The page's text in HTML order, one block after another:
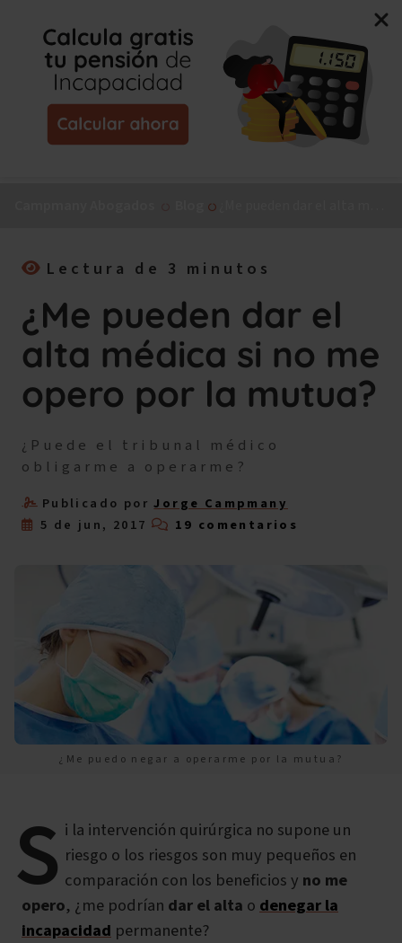
Nuevo libro de Jorge Campmany:
El Método MAPA, la
guía paso a paso para tu incapacidad permanente.
¡Consíguelo ya!
Lectura de 3 minutos
¿Me pueden dar el
alta médica si no me
opero por la mutua?
¿Puede el tribunal médico
obligarme a operarme?
Publicado por Jorge Campmany
5 de jun, 2017
19 comentarios
¿Me puedo negar a operarme por la mutua?
S i la intervención quirúrgica no supone un
riesgo o los riesgos son muy pequeños en
comparación con los beneficios y no me
opero, ¿me podrían dar el alta o denegar la
incapacidad permanente?